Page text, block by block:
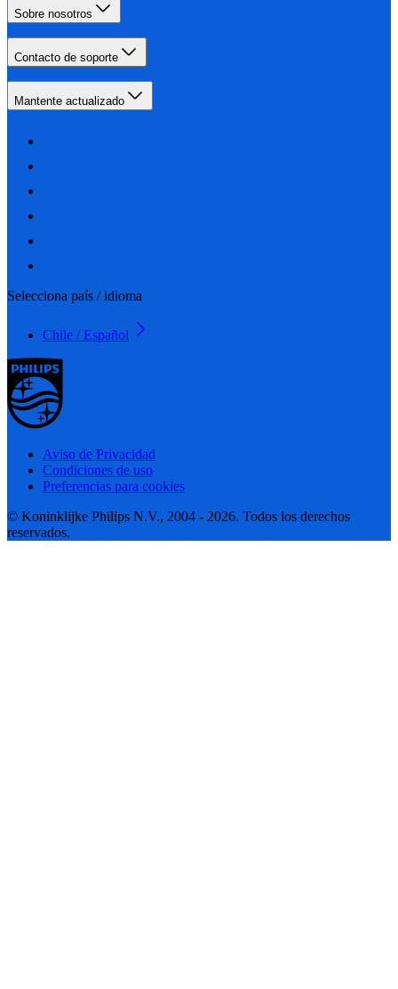
Sobre nosotros
Contacto de soporte
Mantente actualizado
Selecciona país / idioma
Chile / Español
Aviso de Privacidad
Condiciones de uso
Preferencias para cookies
© Koninklijke Philips N.V., 2004 - 2026. Todos los derechos
reservados.